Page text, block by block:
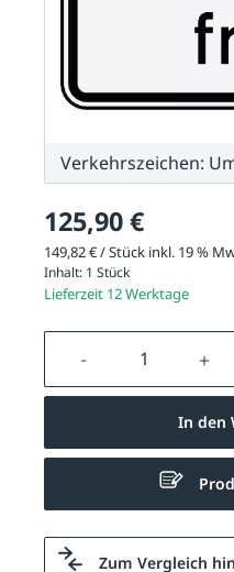
125,90 €
149,82 € / Stück inkl. 19 %
Inhalt: 1 Stück
Lieferzeit 12 Werktage
Produkt
In den
Zum Vergleich
Verkehrszeichen: